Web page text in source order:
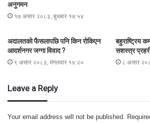
अनुगमन
१७ असार २०८३, बुधबार १७:५४
अदालतको फैसलापछि पनि किन रोकिएन
आदर्शनगर जग्गा विवाद ?
९ असार २०८३, मंगलवार १४:२०
बहुराष्ट्रिय
सशस्त्र
८ असार
Leave a Reply
Your email address will not be published.